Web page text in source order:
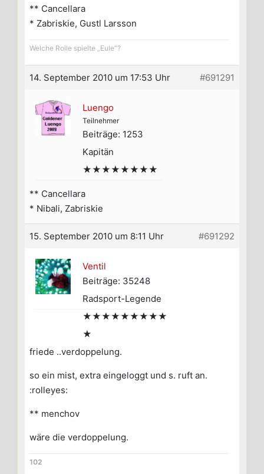
** Cancellara
* Zabriskie, Gustl Larsson
Welche Rolle spielte „Eule“?
14. September 2010 um 17:53 Uhr #691291
Luengo
Teilnehmer
Beiträge: 1253
Kapitän
★★★★★★★★
** Cancellara
* Nibali, Zabriskie
15. September 2010 um 8:11 Uhr #691292
Ventil
Beiträge: 35248
Radsport-Legende
★★★★★★★★★
★
friede ..verdoppelung.
so ein mist, extra eingeloggt und s. ruft an.
:rolleyes:
** menchov
wäre die verdoppelung.
102